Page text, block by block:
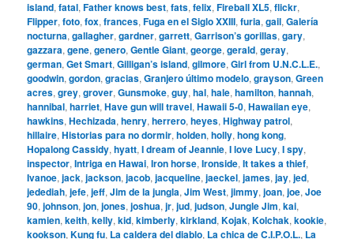
island,fatal,Father knows best,fats,felix,Fireball XL5,flickr,
Flipper,foto,fox,frances,Fuga en el Siglo XXIII,furia,gail,Galería
nocturna,gallagher,gardner,garrett,Garrison’s gorillas,gary,
gazzara,gene,genero,Gentle Giant,george,gerald,geray,
german,Get Smart,Gilligan’s island,gilmore,Girl from U.N.C.L.E.,
goodwin,gordon,gracias,Granjero último modelo,grayson,Green
acres,grey,grover,Gunsmoke,guy,hal,hale,hamilton,hannah,
hannibal,harriet,Have gun will travel,Hawaii 5-0,Hawaiian eye,
hawkins,Hechizada,henry,herrero,heyes,Highway patrol,
hillaire,Historias para no dormir,holden,holly,hong kong,
Hopalong Cassidy,hyatt,I dream of Jeannie,I love Lucy,I spy,
inspector,Intriga en Hawai,Iron horse,Ironside,It takes a thief,
Ivanoe,jack,jackson,jacob,jacqueline,jaeckel,james,jay,jed,
jedediah,jefe,jeff,Jim de la jungla,Jim West,jimmy,joan,joe,Joe
90,johnson,jon,jones,joshua,jr,jud,judson,Jungle Jim,kai,
kamien,keith,kelly,kid,kimberly,kirkland,Kojak,Kolchak,kookie,
kookson,Kung fu, La caldera del diablo, La chica de C.I.P.O.L., La